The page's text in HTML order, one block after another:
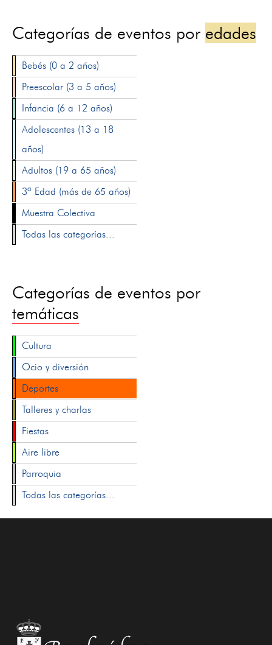
Categorías de eventos por edades
Bebés (0 a 2 años)
Preescolar (3 a 5 años)
Infancia (6 a 12 años)
Adolescentes (13 a 18
años)
Adultos (19 a 65 años)
3ª Edad (más de 65 años)
Muestra Colectiva
Todas las categorías...
Categorías de eventos por
temáticas
Cultura
Ocio y diversión
Deportes
Talleres y charlas
Fiestas
Aire libre
Parroquia
Todas las categorías...